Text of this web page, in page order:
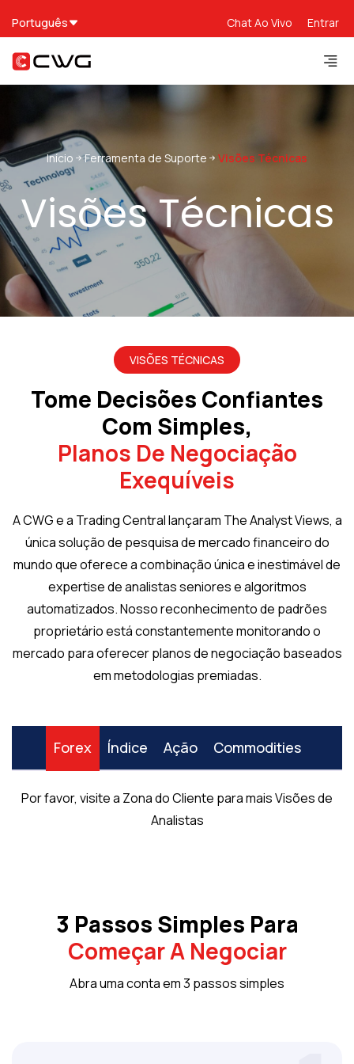
Português Chat Ao Vivo Entrar
Início Ferramenta de Suporte Visões Técnicas
Visões Técnicas
VISÕES TÉCNICAS
Tome Decisões Confiantes
Com Simples,
Planos De Negociação
Exequíveis
A CWG e a Trading Central lançaram The Analyst Views, a
única solução de pesquisa de mercado financeiro do
mundo que oferece a combinação única e inestimável de
expertise de analistas seniores e algoritmos
automatizados. Nosso reconhecimento de padrões
proprietário está constantemente monitorando o
mercado para oferecer planos de negociação baseados
em metodologias premiadas.
Forex Índice Ação Commodities
Por favor, visite a Zona do Cliente para mais Visões de
Analistas
3 Passos Simples Para
Começar A Negociar
Abra uma conta em 3 passos simples